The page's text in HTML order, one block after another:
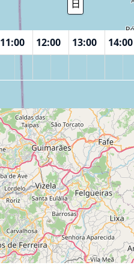
日
11:00 12:00 13:00 14:00